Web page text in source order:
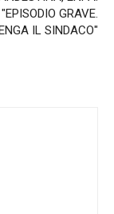
"EPISODIO GRAVE.
IL SINDACO"